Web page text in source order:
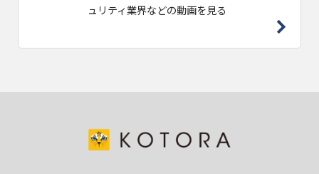
ュリティ業界などの動画を見る